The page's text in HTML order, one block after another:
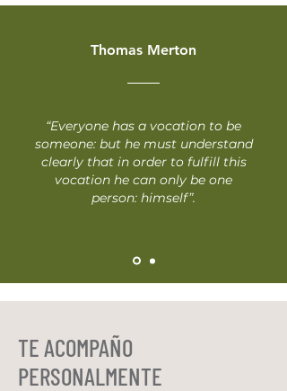
Thomas Merton
“Everyone has a vocation to be
someone: but he must understand
clearly that in order to fulfill this
vocation he can only be one
person: himself”.
TE ACOMPAÑO
PERSONALMENTE